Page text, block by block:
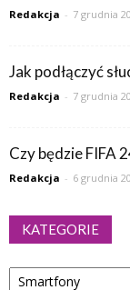
Redakcja - 7 grudnia
Jak podłączyć
Redakcja - 7 grudnia
Czy będzie FIFA
Redakcja - 6 grudnia
KATEGORIE
Kategorie